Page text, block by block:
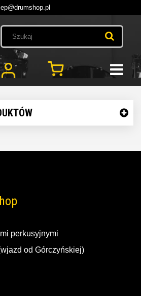
perkusyjnymi
od Górczyńskiej)